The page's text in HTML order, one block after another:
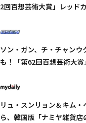
2回百想芸術大賞」レッド
ソン・ガン、チ・チャンウ
も！「第62回百想芸術大
リュ・スンリョン＆キム
ら、韓国版「ナミヤ雑貨